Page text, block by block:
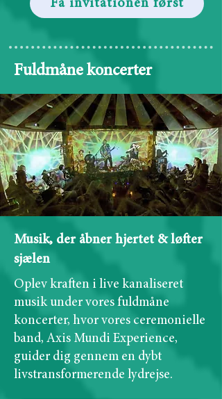
Få invitationen først
Fuldmåne koncerter
Musik, der åbner hjertet & løfter
sjælen
Oplev kraften i live kanaliseret
musik under vores fuldmåne
koncerter, hvor vores ceremonielle
band, Axis Mundi Experience,
guider dig gennem en dybt
livstransformerende lydrejse.